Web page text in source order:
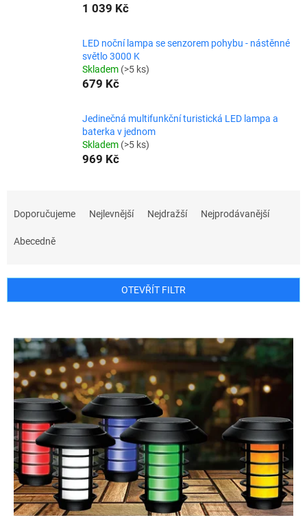
1 039 Kč
LED noční lampa se senzorem pohybu - nástěnné
světlo 3000 K
Skladem (>5 ks)
679 Kč
Jedinečná multifunkční turistická LED lampa a
baterka v jednom
Skladem (>5 ks)
969 Kč
r
Doporučujeme Nejlevnější Nejdražší Nejprodávanější
Abecedně
OTEVŘÍT FILTR